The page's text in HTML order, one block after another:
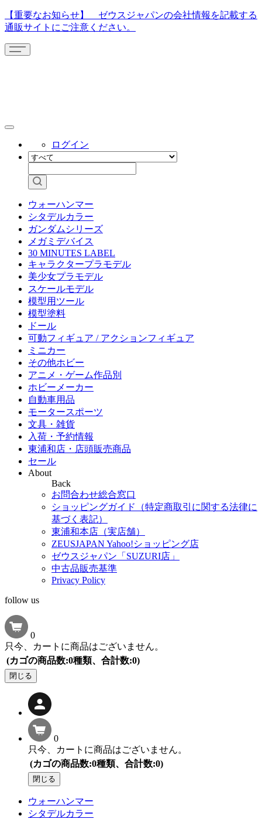
【重要なお知らせ】 ゼウスジャパンの会社情報を記載する
通販サイトにご注意ください。
ログイン
ウォーハンマー
シタデルカラー
ガンダムシリーズ
メガミデバイス
30 MINUTES LABEL
キャラクタープラモデル
美少女プラモデル
スケールモデル
模型用ツール
模型塗料
ドール
可動フィギュア / アクションフィギュア
ミニカー
その他ホビー
アニメ・ゲーム作品別
ホビーメーカー
自動車用品
モータースポーツ
文具・雑貨
入荷・予約情報
東浦和店・店頭販売商品
セール
About
Back
お問合わせ総合窓口
ショッピングガイド（特定商取引に関する法律に
基づく表記）
東浦和本店（実店舗）
ZEUSJAPAN Yahoo!ショッピング店
ゼウスジャパン「SUZURI店」
中古品販売基準
Privacy Policy
follow us
0
只今、カートに商品はございません。
(カゴの商品数:0種類、合計数:0)
閉じる
0
只今、カートに商品はございません。
(カゴの商品数:0種類、合計数:0)
閉じる
ウォーハンマー
シタデルカラー